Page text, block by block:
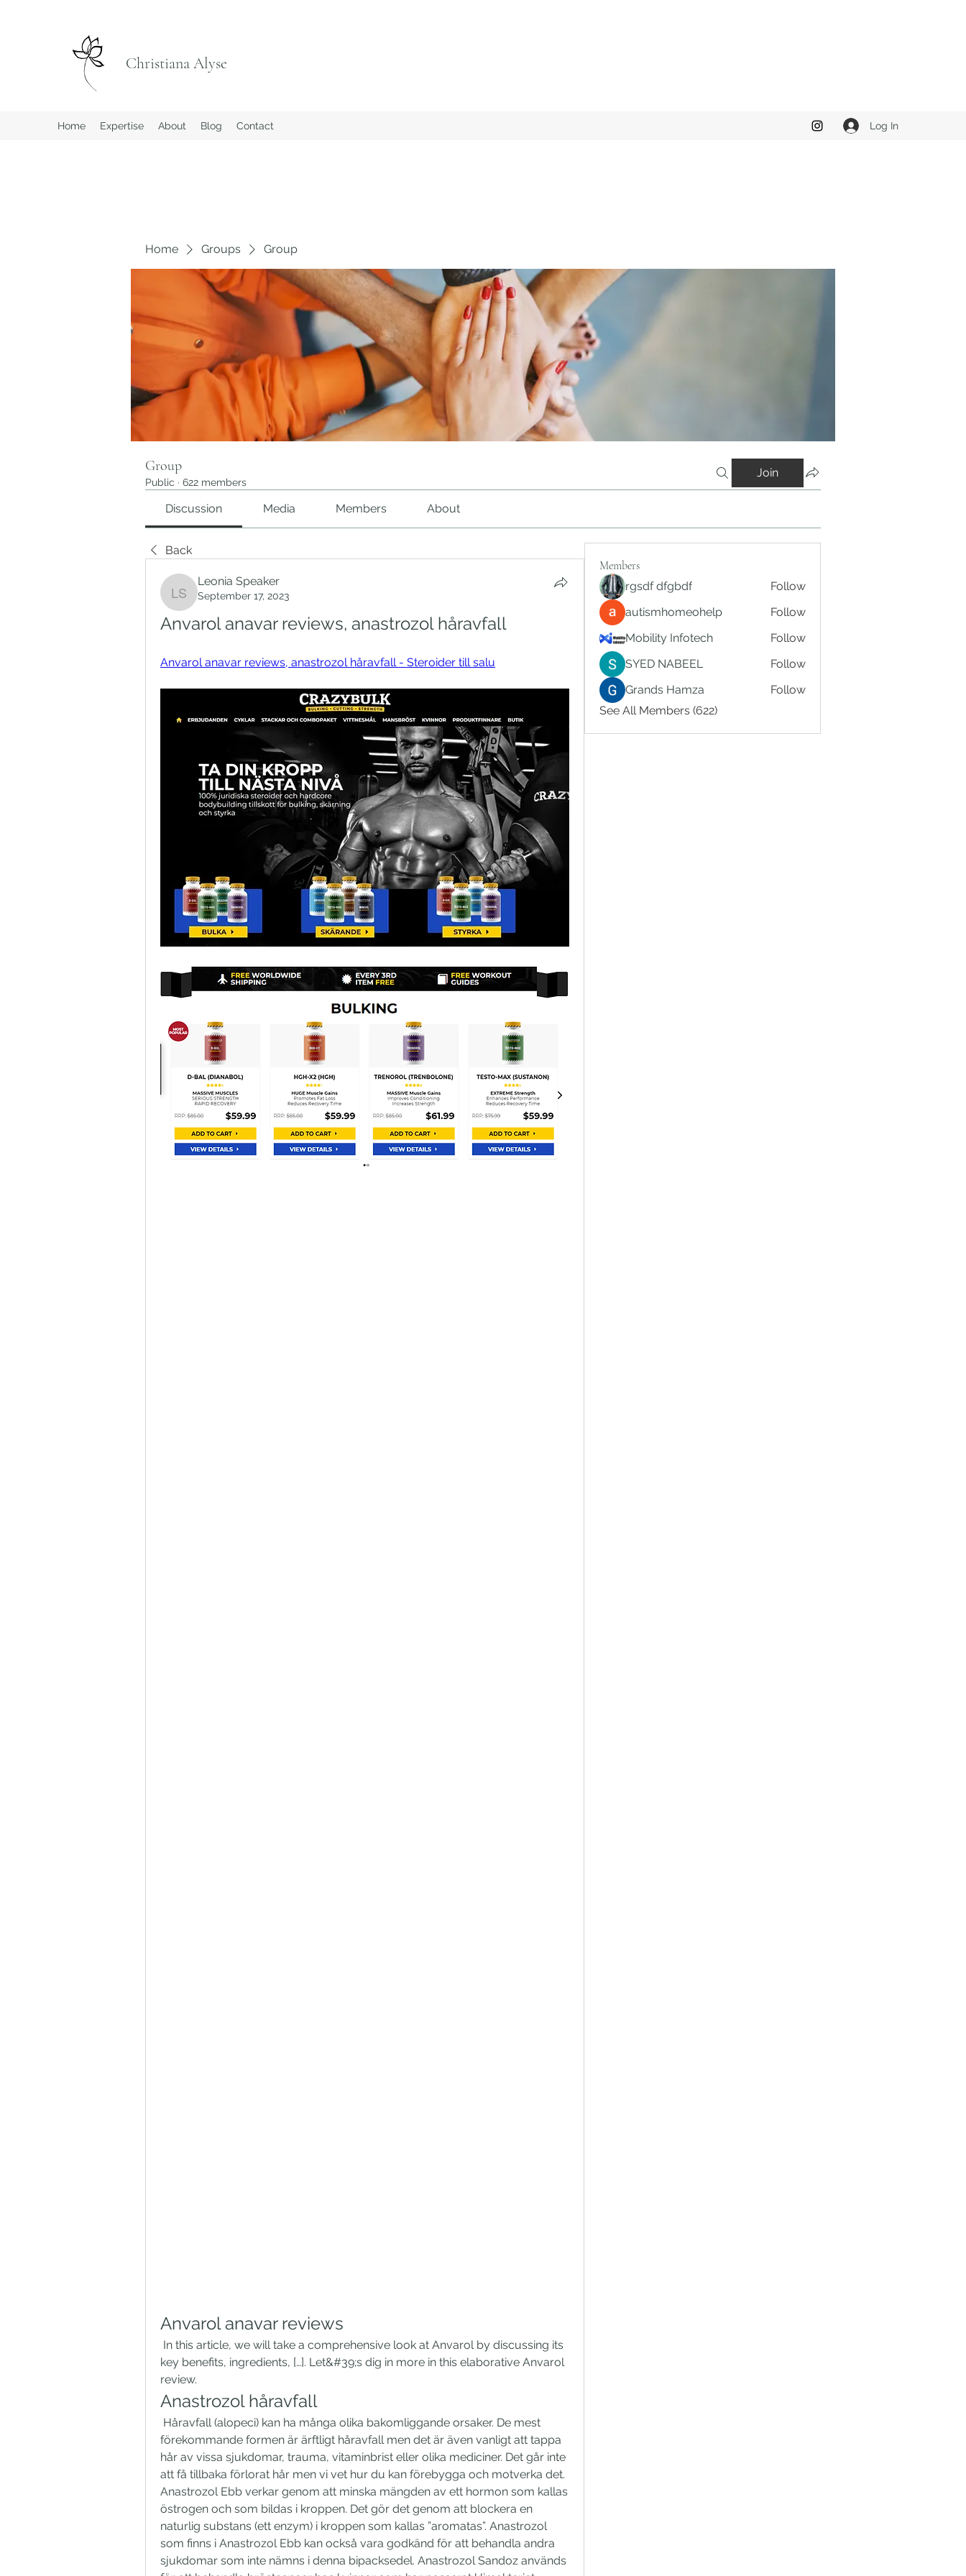
Christiana Alyse
Home Expertise About Blog Contact Log In
Home Groups Group
Group
Public · 622 members
Join
Discussion Media Members About
Back
Leonia Speaker
Leonia Speaker
September 17, 2023
Anvarol anavar reviews, anastrozol håravfall
Anvarol anavar reviews, anastrozol håravfall - Steroider till salu
Anvarol anavar reviews
key benefits, ingredients, […]. Let&#39;s dig in more in this elaborative Anvarol
review.
Anastrozol håravfall
förekommande formen är ärftligt håravfall men det är även vanligt att tappa
hår av vissa sjukdomar, trauma, vitaminbrist eller olika mediciner. Det går inte
att få tillbaka förlorat hår men vi vet hur du kan förebygga och motverka det.
Anastrozol Ebb verkar genom att minska mängden av ett hormon som kallas
östrogen och som bildas i kroppen. Det gör det genom att blockera en
naturlig substans (ett enzym) i kroppen som kallas ”aromatas”. Anastrozol
som finns i Anastrozol Ebb kan också vara godkänd för att behandla andra
sjukdomar som inte nämns i denna bipacksedel. Anastrozol Sandoz används
Members
rgsdf dfgbdf
Follow
autismhomeohelp
Follow
Mobility Infotech
Follow
SYED NABEEL
Follow
Grands Hamza
Follow
See All Members (622)